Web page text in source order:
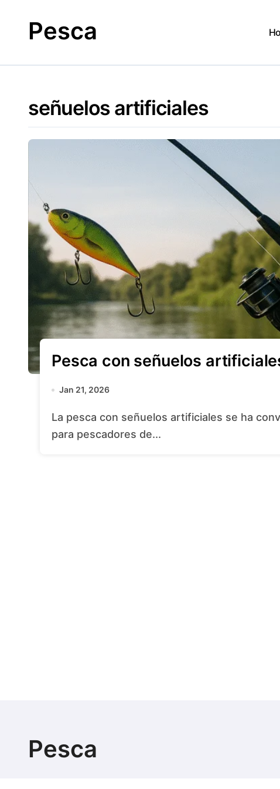
contentPesca
señuelos artificiales
Pesca con señuelos
Jan 21, 2026
La pesca con señuelos artificiales se ha convertido en una modalidad imprescindible
para pescadores de...
Pesca